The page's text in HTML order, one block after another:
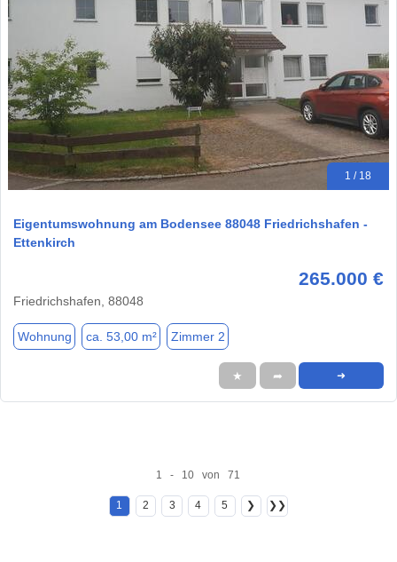
1 / 18
Eigentumswohnung am Bodensee 88048 Friedrichshafen -
Ettenkirch
265.000 €
Friedrichshafen, 88048
Wohnung ca. 53,00 m² Zimmer 2
★ ➦ ➜
1 - 10 von 71
1 2 3 4 5 ❯ ❯❯